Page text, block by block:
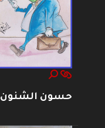
حسون الشنون